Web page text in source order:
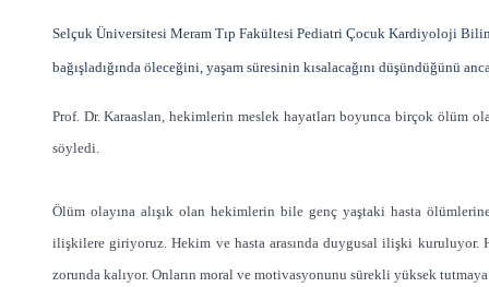
Selçuk Üniversitesi Meram Tıp Fakültesi Pediatri Çocuk Kardiyoloji
bağışladığında öleceğini, yaşam süresinin kısalacağını düşündüğünü
Prof. Dr. Karaaslan, hekimlerin meslek hayatları boyunca birçok ölüm
söyledi.
Ölüm olayına alışık olan hekimlerin bile genç yaştaki hasta
ilişkilere giriyoruz. Hekim ve hasta arasında duygusal ilişki kuruluyor.
zorunda kalıyor. Onların moral ve motivasyonunu sürekli yüksek tutmaya